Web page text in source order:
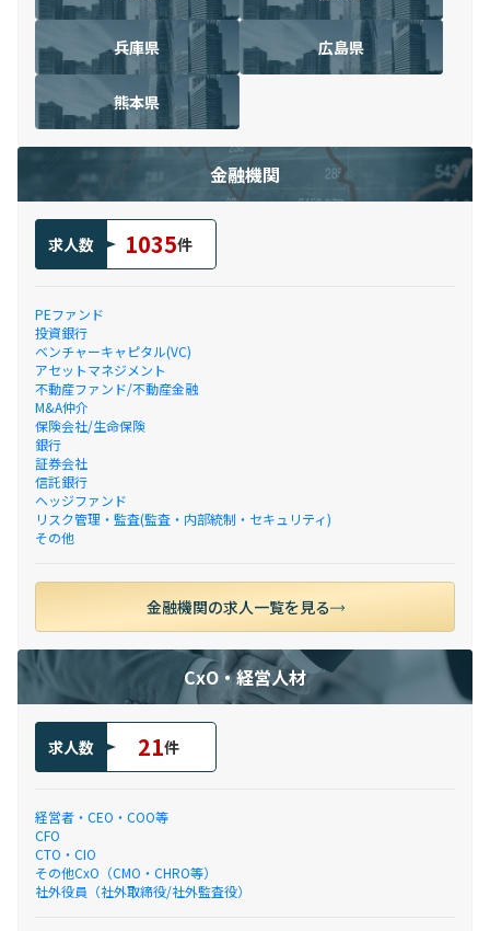
兵庫県 広島県
熊本県
金融機関
求人数 1035件
PEファンド
投資銀行
ベンチャーキャピタル(VC)
アセットマネジメント
不動産ファンド/不動産金融
M&A仲介
保険会社/生命保険
銀行
証券会社
信託銀行
ヘッジファンド
リスク管理・監査(監査・内部統制・セキュリティ)
その他
金融機関の求人一覧を見る
CxO・経営人材
求人数 21件
経営者・CEO・COO等
CFO
CTO・CIO
その他CxO（CMO・CHRO等）
社外役員（社外取締役/社外監査役）